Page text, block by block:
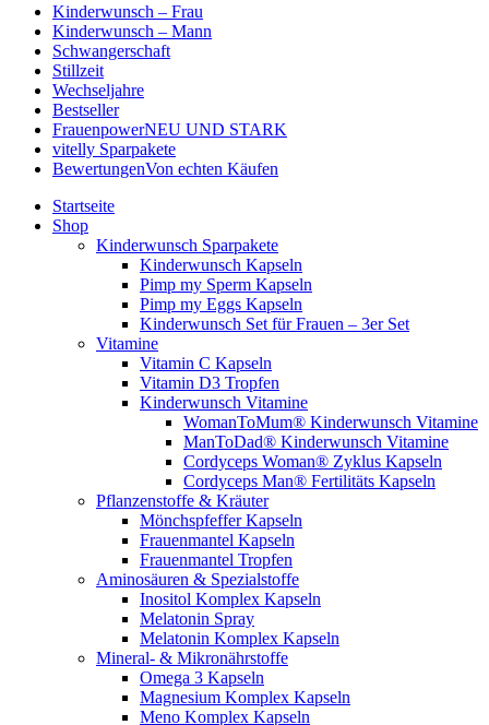
Kinderwunsch – Frau
Kinderwunsch – Mann
Schwangerschaft
Stillzeit
Wechseljahre
Bestseller
FrauenpowerNEU UND STARK
vitelly Sparpakete
BewertungenVon echten Käufen
Startseite
Shop
Kinderwunsch Sparpakete
Kinderwunsch Kapseln
Pimp my Sperm Kapseln
Pimp my Eggs Kapseln
Kinderwunsch Set für Frauen – 3er Set
Vitamine
Vitamin C Kapseln
Vitamin D3 Tropfen
Kinderwunsch Vitamine
WomanToMum® Kinderwunsch Vitamine
ManToDad® Kinderwunsch Vitamine
Cordyceps Woman® Zyklus Kapseln
Cordyceps Man® Fertilitäts Kapseln
Pflanzenstoffe & Kräuter
Mönchspfeffer Kapseln
Frauenmantel Kapseln
Frauenmantel Tropfen
Aminosäuren & Spezialstoffe
Inositol Komplex Kapseln
Melatonin Spray
Melatonin Komplex Kapseln
Mineral- & Mikronährstoffe
Omega 3 Kapseln
Magnesium Komplex Kapseln
Meno Komplex Kapseln